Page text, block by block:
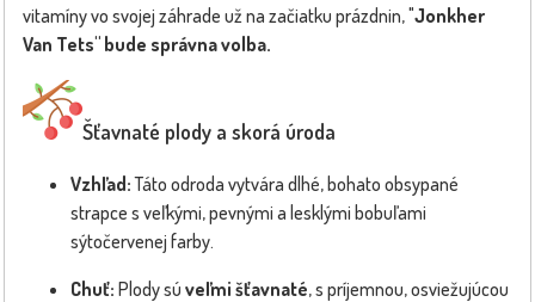
vitamíny vo svojej záhrade už na začiatku prázdnin, "Jonkher
Van Tets" bude správna volba.
Šťavnaté plody a skorá úroda
Vzhľad:Táto odroda vytvára dlhé, bohato obsypané
strapce s veľkými, pevnými a lesklými bobuľami
sýtočervenej farby.
Chuť: Plody sú veľmi šťavnaté, s príjemnou, osviežujúcou